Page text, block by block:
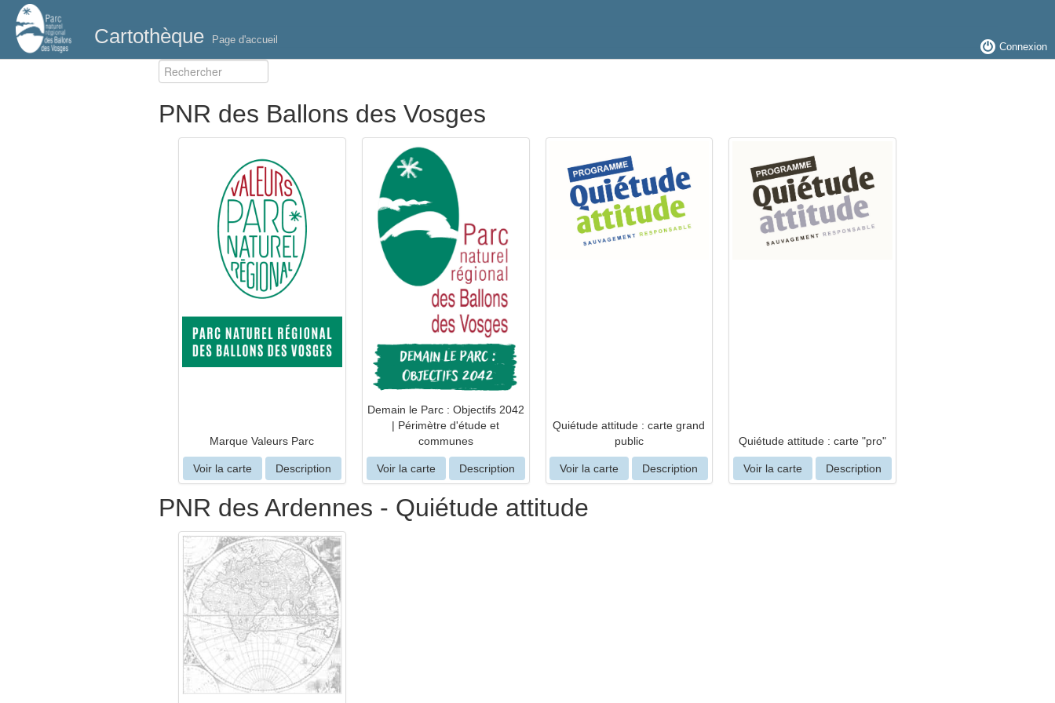
Cartothèque Page d'accueil
Connexion
PNR des Ballons des Vosges
Marque Valeurs Parc
Voir la carte Description
Demain le Parc : Objectifs 2042
| Périmètre d'étude et
communes
Voir la carte Description
Quiétude attitude : carte grand
public
Voir la carte Description
Quiétude attitude : carte "pro"
Voir la carte Description
PNR des Ardennes - Quiétude attitude